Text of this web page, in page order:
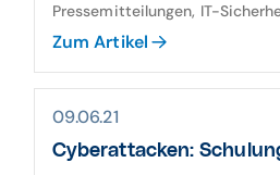
Pressemitteilungen, IT-
Zum Artikel
09.06.21
Cyberattacken: